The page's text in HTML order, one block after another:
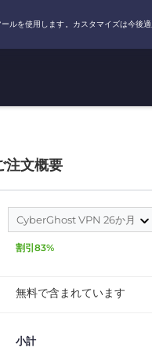
注文概要
CyberGhost VPN 26か月
割引83%
無料で含まれています
小計